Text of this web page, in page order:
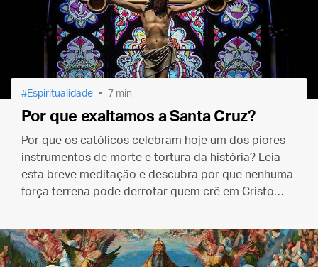
Espiritualidade 7 min
Por que exaltamos a Santa Cruz?
Por que os católicos celebram hoje um dos piores
instrumentos de morte e tortura da história? Leia
esta breve meditação e descubra por que nenhuma
força terrena pode derrotar quem crê em Cristo